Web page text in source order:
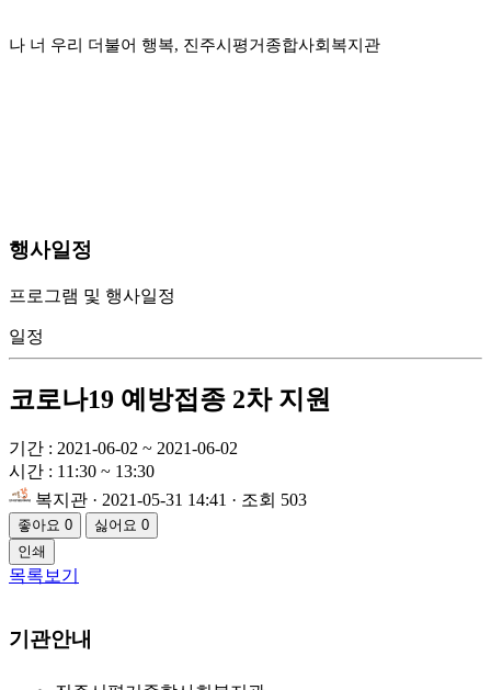
나 너 우리 더불어 행복, 진주시평거종합사회복지관
행사일정
프로그램 및 행사일정
일정
코로나19 예방접종 2차 지원
기간 : 2021-06-02 ~ 2021-06-02
시간 : 11:30 ~ 13:30
복지관 · 2021-05-31 14:41 · 조회 503
좋아요 0 싫어요 0
인쇄
목록보기
기관안내